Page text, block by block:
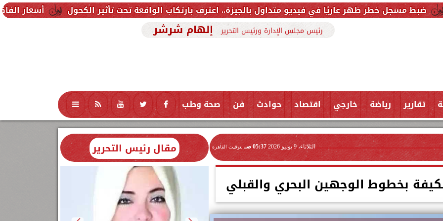
أسعار الفاكهة اليوم الجمعة 7 أغسطس 2026 في الأسواق.. الموز بكام عاريًا في فيديو متداول بالجيزة.. اعترف بارتكاب الواقعة تحت تأثير الكحول
رئيس مجلس الإدارة ورئيس التحرير إلهام شرشر
تقارير رياضة خارجي اقتصاد حوادث فن صحة وطب تكنولوجيا منوعات محافظات
الثلاثاء، 9 يونيو 2026 05:37 صـ بتوقيت القاهرة
بخطوط الوجهين البحري والقبلي
مقال رئيس التحرير